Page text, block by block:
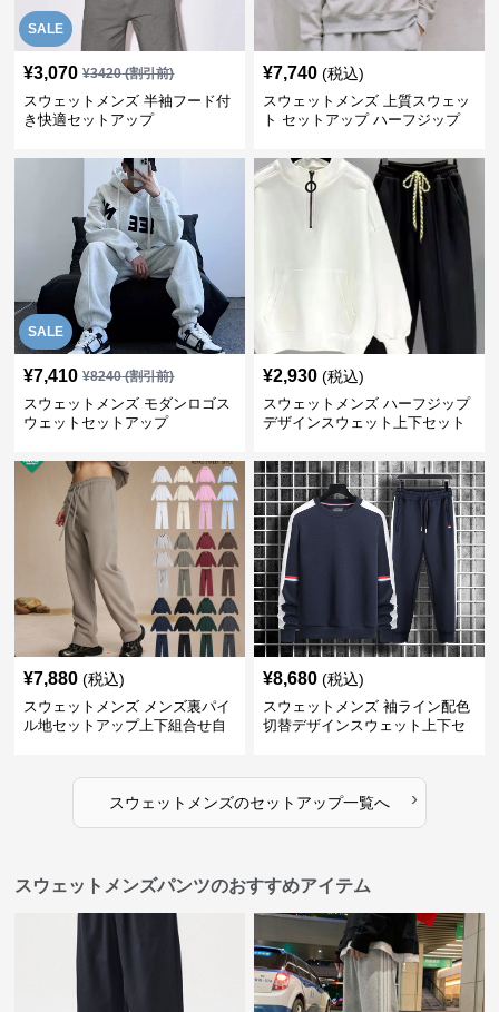
SALE
¥3,070 ¥3420(割引前)
スウェットメンズ 半袖フード付
き快適セットアップ
¥7,740 (税込)
スウェットメンズ 上質スウェッ
ト セットアップ ハーフジップ
SALE
¥7,410 ¥8240(割引前)
スウェットメンズ モダンロゴス
ウェットセットアップ
¥2,930 (税込)
スウェットメンズ ハーフジップ
デザインスウェット上下セット
¥7,880 (税込)
スウェットメンズ メンズ裏パイ
ル地セットアップ上下組合せ自
¥8,680 (税込)
スウェットメンズ 袖ライン配色
切替デザインスウェット上下セ
スウェットメンズのセットアップ一覧へ ›
スウェットメンズパンツのおすすめアイテム